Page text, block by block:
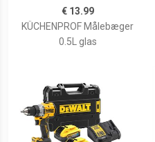
€ 13.99
KÜCHENPROF Målebæger
0.5L glas